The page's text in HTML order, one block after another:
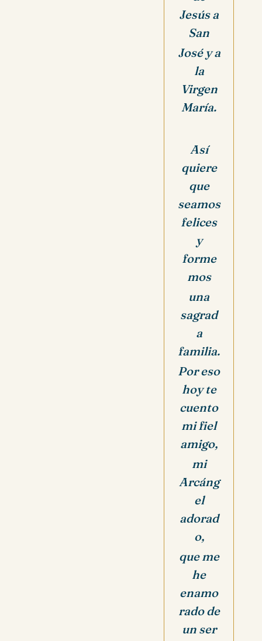
Jesús a
San
José y a
la
Virgen
María.
Así
quiere
que
seamos
felices
y
forme
mos
una
sagrad
a
familia.
Por eso
hoy te
cuento
mi fiel
amigo,
mi
Arcáng
el
adorad
o,
que me
he
enamo
rado de
un ser